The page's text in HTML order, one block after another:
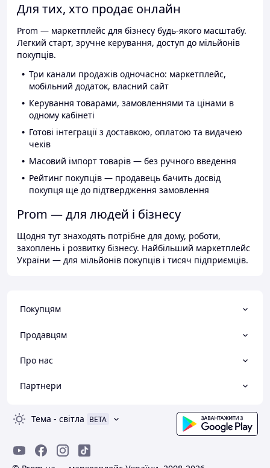
Для тих, хто продає онлайн
Prom — маркетплейс для бізнесу будь-якого масштабу.
Легкий старт, зручне керування, доступ до мільйонів
покупців.
Три канали продажів одночасно: маркетплейс,
мобільний додаток, власний сайт
Керування товарами, замовленнями та цінами в
одному кабінеті
Готові інтеграції з доставкою, оплатою та видачею
чеків
Масовий імпорт товарів — без ручного введення
Рейтинг покупців — продавець бачить досвід
покупця ще до підтвердження замовлення
Prom — для людей і бізнесу
Щодня тут знаходять потрібне для дому, роботи,
захоплень і розвитку бізнесу. Найбільший маркетплейс
України — для мільйонів покупців і тисяч підприємців.
Покупцям
Продавцям
Про нас
Партнери
Тема - світла BETA